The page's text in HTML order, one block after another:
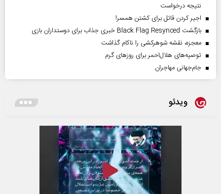
نتیجه درخواست
اجیر کردن قاتل برای کشتن همسر!
بازگشت Black Flag Resynced خبری جذاب برای دوستداران بازی
معجزه، نقشه شوهرکشی را ناکام گذاشت
توصیه‌های هلال‌احمر برای روز‌های گرم
جام‌جهانی مهاجران
ویدئو